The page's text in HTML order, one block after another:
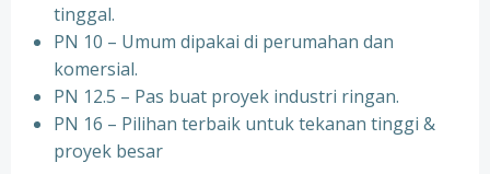
tinggal.
PN 10 – Umum dipakai di perumahan dan
komersial.
PN 12.5 – Pas buat proyek industri ringan.
PN 16 – Pilihan terbaik untuk tekanan tinggi &
proyek besar